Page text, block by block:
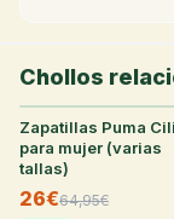
Chollos
31°
Zapatillas Puma
para mujer (varias
tallas)
26€64,95€